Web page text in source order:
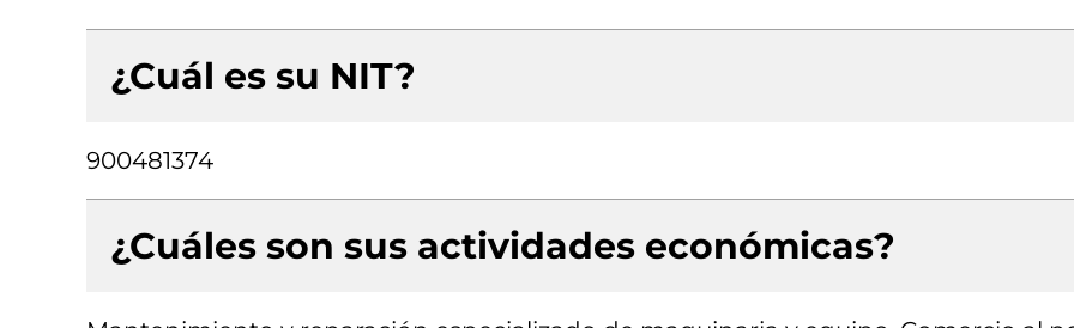
¿Cuál es su NIT?
900481374
¿Cuáles son sus actividades económicas?